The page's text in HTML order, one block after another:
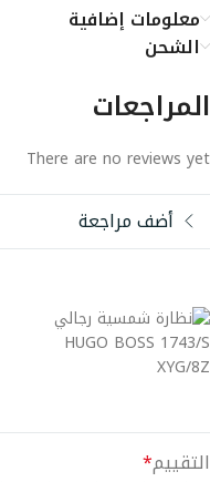
معلومات إضافية
الشحن
المراجعات
There are no reviews yet
أضف مراجعة
التقييم*